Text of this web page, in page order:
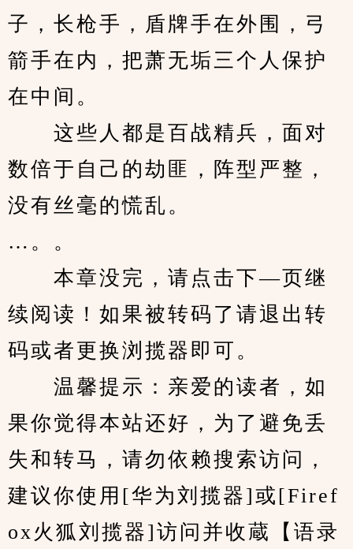
子，长枪手，盾牌手在外围，弓
箭手在内，把萧无垢三个人保护
在中间。
这些人都是百战精兵，面对
数倍于自己的劫匪，阵型严整，
没有丝毫的慌乱。
…。。
本章没完，请点击下—页继
续阅读！如果被转码了请退出转
码或者更换浏揽器即可。
温馨提示：亲爱的读者，如
果你觉得本站还好，为了避免丢
失和转马，请勿依赖搜索访问，
建议你使用[华为刘揽器]或[Firef
ox火狐刘揽器]访问并收蔵【语录